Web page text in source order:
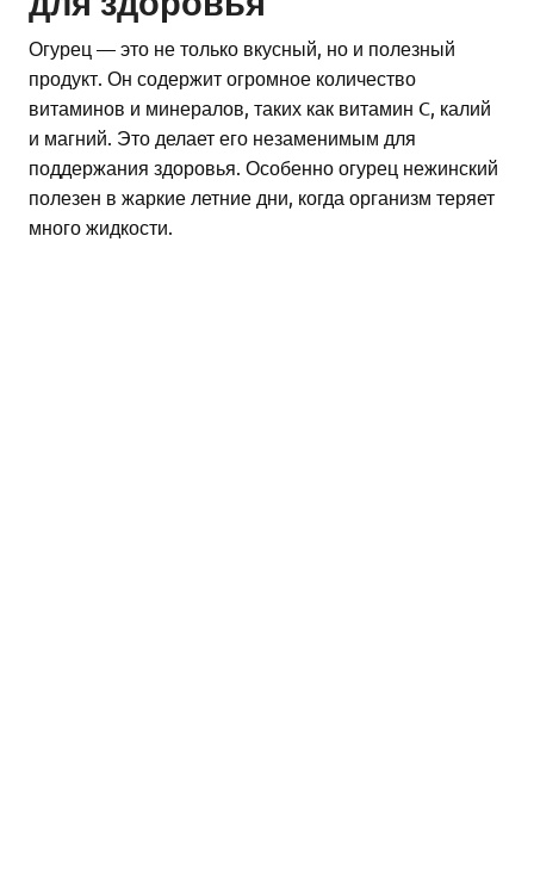
Огурец — это не только вкусный, но и полезный
продукт. Он содержит огромное количество
витаминов и минералов, таких как витамин C, калий
и магний. Это делает его незаменимым для
поддержания здоровья. Особенно огурец нежинский
полезен в жаркие летние дни, когда организм теряет
много жидкости.